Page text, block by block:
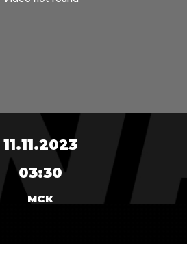
11.11.2023
03:30
МСК